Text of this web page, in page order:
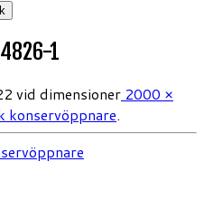
1
vid dimensioner 2000 ×
konservöppnare.